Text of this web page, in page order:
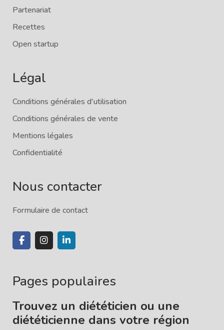
Partenariat
Recettes
Open startup
Légal
Conditions générales d'utilisation
Conditions générales de vente
Mentions légales
Confidentialité
Nous contacter
Formulaire de contact
Pages populaires
Trouvez un diététicien ou une
diététicienne dans votre région